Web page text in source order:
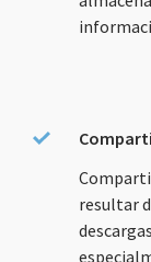
resultar